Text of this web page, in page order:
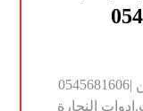
فك وتركيب غرف نوم في ام القيوين |0545681606
النجارة